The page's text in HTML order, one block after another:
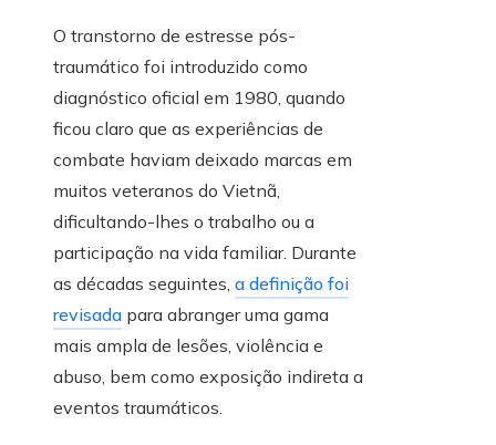
O transtorno de estresse pós-
traumático foi introduzido como
diagnóstico oficial em 1980, quando
ficou claro que as experiências de
combate haviam deixado marcas em
muitos veteranos do Vietnã,
dificultando-lhes o trabalho ou a
participação na vida familiar. Durante
as décadas seguintes, a definição foi
revisada para abranger uma gama
mais ampla de lesões, violência e
abuso, bem como exposição indireta a
eventos traumáticos.